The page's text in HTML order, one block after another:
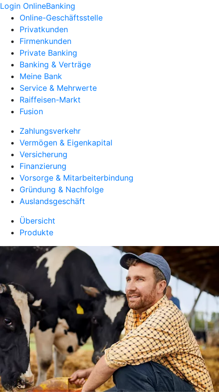
Login OnlineBanking
Online-Geschäftsstelle
Privatkunden
Firmenkunden
Private Banking
Banking & Verträge
Meine Bank
Service & Mehrwerte
Raiffeisen-Markt
Fusion
Zahlungsverkehr
Vermögen & Eigenkapital
Versicherung
Finanzierung
Vorsorge & Mitarbeiterbindung
Gründung & Nachfolge
Auslandsgeschäft
Übersicht
Produkte